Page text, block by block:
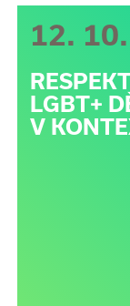
12.
LGBT+
V